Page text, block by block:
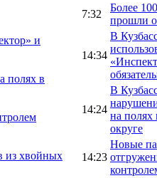
и
полях в
из хвойных
7:32
Более
прошли
14:34
В
14:24
В
на
округе
14:23
Новые